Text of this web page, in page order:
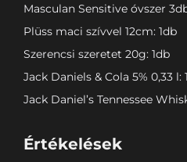
Masculan Sensitive óvszer
Plüss maci szívvel 12cm: 1db
Szerencsi szeretet 20g: 1db
Jack Daniels & Cola 5% 0,33 l:
Jack Daniel’s Tennessee
Értékelések